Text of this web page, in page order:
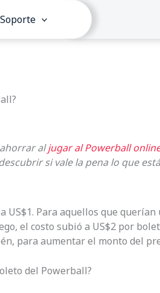
Soporte
aljugar al Powerball
si vale la pena lo que
Para aquellos que
el costo subió a US$2 por
para aumentar el monto del
del Powerball?